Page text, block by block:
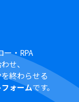
の文章を入れたり、
だりすることもでき
のそれぞれと
家庭向けプランと一
）があり、一
合には認証に失敗
ー・RPA
せ、
終わらせる
ォームです。